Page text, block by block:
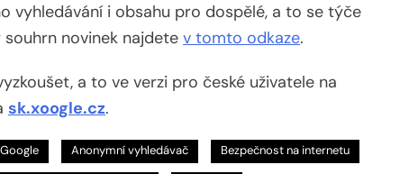
vyhledávání i obsahu pro dospělé, a to se týče
novinek najdete v tomto odkaze.
a to ve verzi pro české uživatele na
sk.xoogle.cz.
Anonymní vyhledávač Bezpečnost na internetu